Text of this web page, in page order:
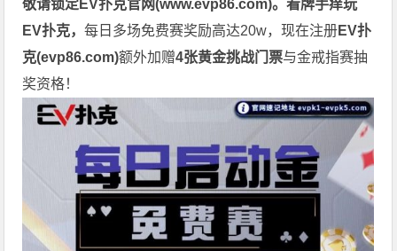
敬请锁定EV扑克官网(www.evp86.com)。看牌手痒玩
EV扑克，每日多场免费赛奖励高达20w，现在注册EV扑
克(evp86.com)额外加赠4张黄金挑战门票与金戒指赛抽
奖资格！